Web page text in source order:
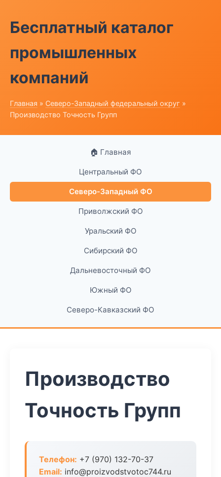
Бесплатный каталог
промышленных
компаний
Главная » Северо-Западный федеральный округ »
Производство Точность Групп
🏠 Главная
Центральный ФО
Северо-Западный ФО
Приволжский ФО
Уральский ФО
Сибирский ФО
Дальневосточный ФО
Южный ФО
Северо-Кавказский ФО
Производство
Точность Групп
Телефон: +7 (970) 132-70-37
Email: info@proizvodstvotoc744.ru